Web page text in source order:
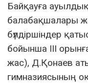
Байқауға ауылдық
балабақшалары
бүлдіршіндер
бойынша ІІІ
жас), Д.Қонаев
гимназиясының